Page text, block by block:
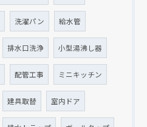
洗濯パン 給水管
排水口洗浄 小型湯沸し器
配管工事 ミニキッチン
建具取替 室内ドア